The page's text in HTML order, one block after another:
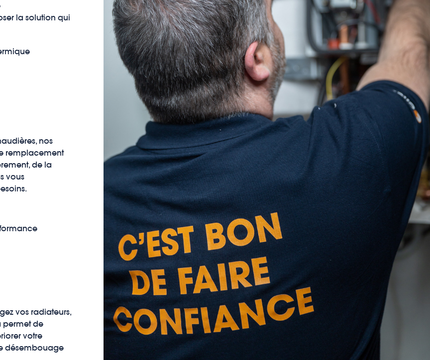
la solution qui
nos
remplacement
de la
vous
vos radiateurs,
permet de
votre
désembouage